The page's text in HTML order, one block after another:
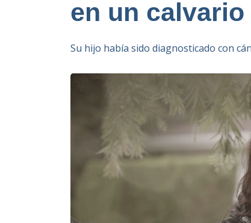
en un calvario
Su hijo había sido diagnosticado con